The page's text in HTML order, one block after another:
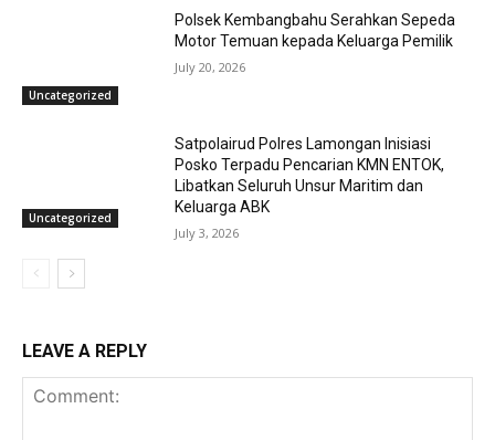
Uncategorized
Polsek Kembangbahu Serahkan Sepeda
Motor Temuan kepada Keluarga Pemilik
July 20, 2026
Uncategorized
Satpolairud Polres Lamongan Inisiasi
Posko Terpadu Pencarian KMN ENTOK,
Libatkan Seluruh Unsur Maritim dan
Keluarga ABK
July 3, 2026
LEAVE A REPLY